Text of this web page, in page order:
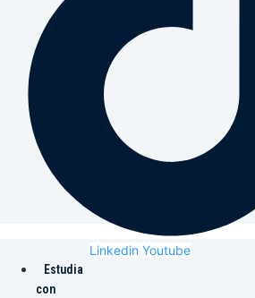
Linkedin Youtube
Estudia
con